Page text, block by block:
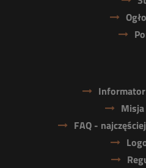
FAQ -